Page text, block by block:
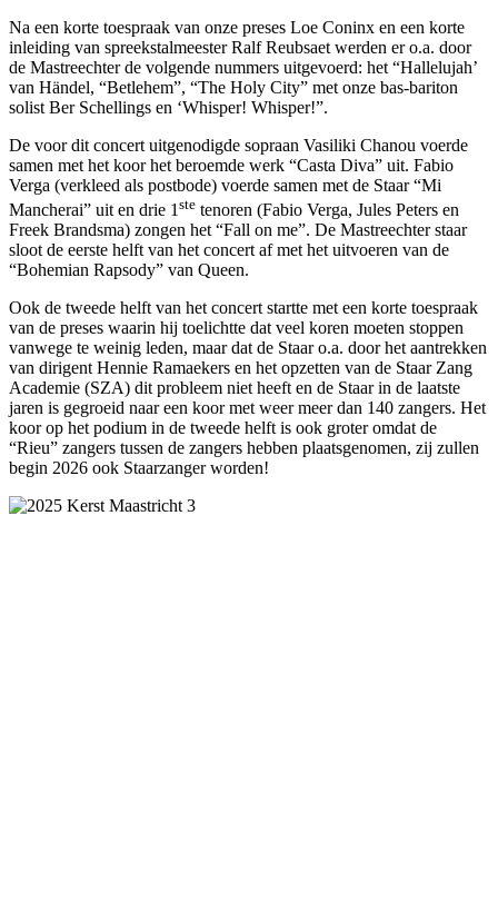
Na een korte toespraak van onze preses Loe Coninx en een korte
inleiding van spreekstalmeester Ralf Reubsaet werden er o.a. door
de Mastreechter de volgende nummers uitgevoerd: het “Hallelujah’
van Händel, “Betlehem”, “The Holy City” met onze bas-bariton
solist Ber Schellings en ‘Whisper! Whisper!”.
De voor dit concert uitgenodigde sopraan Vasiliki Chanou voerde
samen met het koor het beroemde werk “Casta Diva” uit. Fabio
Verga (verkleed als postbode) voerde samen met de Staar “Mi
Mancherai” uit en drie 1 ste tenoren (Fabio Verga, Jules Peters en
Freek Brandsma) zongen het “Fall on me”. De Mastreechter staar
sloot de eerste helft van het concert af met het uitvoeren van de
“Bohemian Rapsody” van Queen.
Ook de tweede helft van het concert startte met een korte toespraak
van de preses waarin hij toelichtte dat veel koren moeten stoppen
vanwege te weinig leden, maar dat de Staar o.a. door het aantrekken
van dirigent Hennie Ramaekers en het opzetten van de Staar Zang
Academie (SZA) dit probleem niet heeft en de Staar in de laatste
jaren is gegroeid naar een koor met weer meer dan 140 zangers. Het
koor op het podium in de tweede helft is ook groter omdat de
“Rieu” zangers tussen de zangers hebben plaatsgenomen, zij zullen
begin 2026 ook Staarzanger worden!